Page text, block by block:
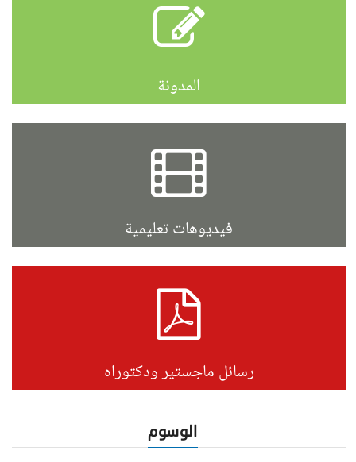
المدونة
فيديوهات تعليمية
رسائل ماجستير ودكتوراه
الوسوم